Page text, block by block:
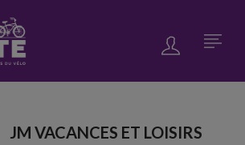
JM VACANCES ET LOISIRS